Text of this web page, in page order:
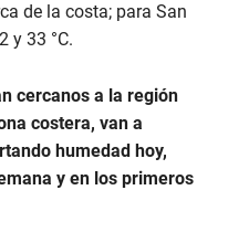
de la costa; para San
y 33 °C.
cercanos a la región
costera, van a
humedad hoy,
y en los primeros